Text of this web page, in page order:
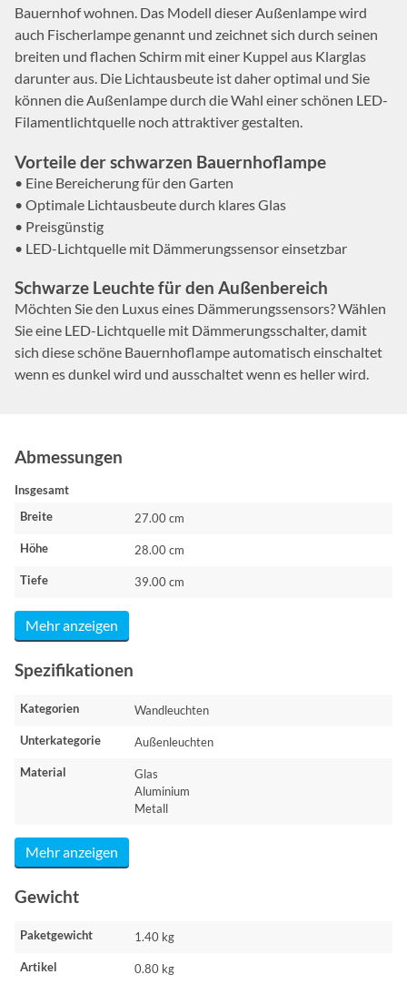
Bauernhof wohnen. Das Modell dieser Außenlampe wird
auch Fischerlampe genannt und zeichnet sich durch seinen
breiten und flachen Schirm mit einer Kuppel aus Klarglas
darunter aus. Die Lichtausbeute ist daher optimal und Sie
können die Außenlampe durch die Wahl einer schönen LED-
Filamentlichtquelle noch attraktiver gestalten.
Vorteile der schwarzen Bauernhoflampe
• Eine Bereicherung für den Garten
• Optimale Lichtausbeute durch klares Glas
• Preisgünstig
• LED-Lichtquelle mit Dämmerungssensor einsetzbar
Schwarze Leuchte für den Außenbereich
Möchten Sie den Luxus eines Dämmerungssensors? Wählen
Sie eine LED-Lichtquelle mit Dämmerungsschalter, damit
sich diese schöne Bauernhoflampe automatisch einschaltet
wenn es dunkel wird und ausschaltet wenn es heller wird.
Abmessungen
Insgesamt
Breite
27.00 cm
Höhe 28.00 cm
Tiefe 39.00 cm
Mehr anzeigen
Spezifikationen
Kategorien Wandleuchten
Unterkategorie Außenleuchten
Material
Glas
Aluminium
Metall
Mehr anzeigen
Gewicht
Paketgewicht 1.40 kg
Artikel 0.80 kg